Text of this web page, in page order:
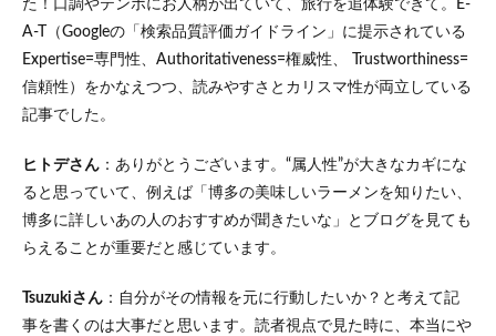
た！口調やテンポにお人柄が出ていて、旅行を追体験できて。E-
A-T（Googleの「検索品質評価ガイドライン」に提示されている
Expertise=専門性、Authoritativeness=権威性、 Trustworthiness=
信頼性）をかなえつつ、読みやすさとカリスマ性が両立している
記事でした。
ヒトデさん ：ありがとうございます。“属人性”が大きなカギにな
ると思っていて、例えば「博多の美味しいラーメンを知りたい、
博多に詳しいあの人のおすすめが聞きたいな」とブログを見ても
らえることが重要だと感じています。
Tsuzukiさん ：自分がその情報を元に行動したいか？と考えて記
事を書くのは大事だと思います。読者視点で見た時に、本当にや